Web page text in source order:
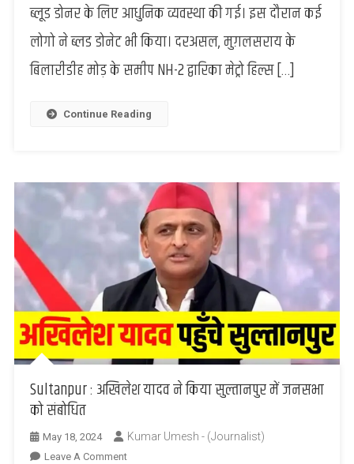
में
आधुनिक
बैंक
हुई
ब्लूड डोनर के लिए आधुनिक व्यवस्था की गई। इस दौरान कई
लोगो ने ब्लड डोनेट भी किया। दरअसल, मुग़लसराय के
बिलारीडीह मोड़ के समीप NH-2 द्वारिका मेट्रो हिल्स […]
Continue Reading
Sultanpur : अखिलेश यादव ने किया सुल्तानपुर में जनसभा
को संबोधित
May 18, 2024 Kumar Umesh - (Journalist)
Leave A CommentOn